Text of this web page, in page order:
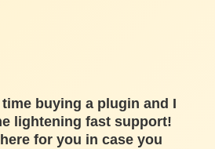
buying a plugin and I
lightening fast support!
for you in case you